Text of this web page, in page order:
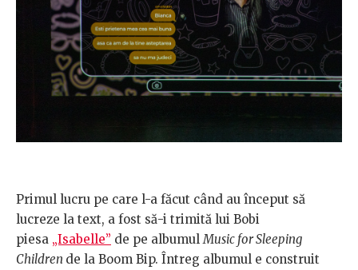
Primul lucru pe care l-a făcut când au început să
lucreze la text, a fost să-i trimită lui Bobi
piesa „Isabelle” de pe albumul Music for Sleeping
Children de la Boom Bip. Întreg albumul e construit